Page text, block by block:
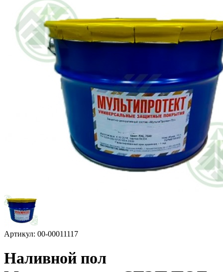
Артикул: 00-00011117
Наливной пол